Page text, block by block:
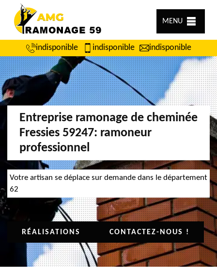
MENU
indisponible indisponible indisponible
Entreprise ramonage de cheminée
Fressies 59247: ramoneur
professionnel
Votre artisan se déplace sur demande dans le département
62
RÉALISATIONS CONTACTEZ-NOUS !